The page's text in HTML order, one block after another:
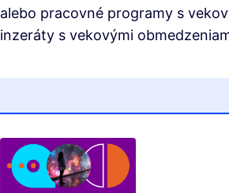
alebo pracovné programy s
inzeráty s vekovými